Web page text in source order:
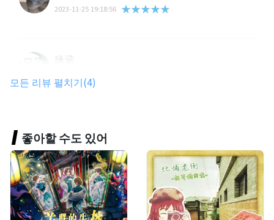
2023-11-25 19:18:56 ★★★★★
詠涵
2022-01-15 12:16:23
2022-01-15 11:57:15 ★★★★★
모든 리뷰 펼치기(4)
좋아할 수도 있어